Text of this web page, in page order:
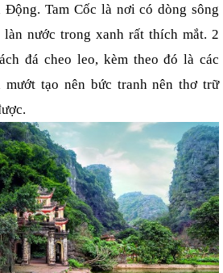
Tam Cốc là nơi có dòng sông
nước trong xanh rất thích mắt. 2
đá cheo leo, kèm theo đó là các
mướt tạo nên bức tranh nên thơ trữ